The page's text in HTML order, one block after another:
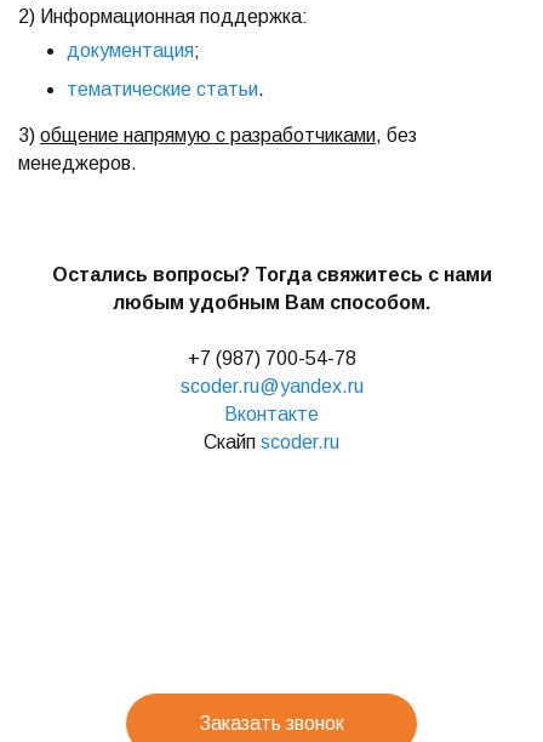
2) Информационная поддержка:
документация;
тематические статьи.
3) общение напрямую с разработчиками, без
менеджеров.
Остались вопросы? Тогда свяжитесь с нами
любым удобным Вам способом.
+7 (987) 700-54-78
scoder.ru@yandex.ru
Вконтакте
Скайп scoder.ru
Заказать звонок